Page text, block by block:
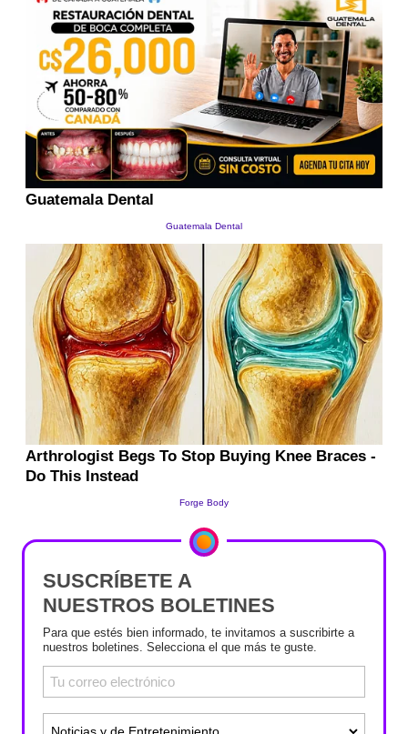
SUSCRÍBETE A
NUESTROS BOLETINES
Para que estés bien informado, te invitamos a suscribirte a
nuestros boletines. Selecciona el que más te guste.